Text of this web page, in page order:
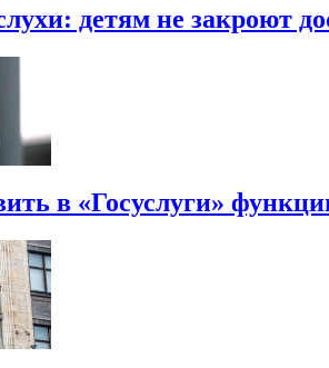
детям не закроют
в «Госуслуги»